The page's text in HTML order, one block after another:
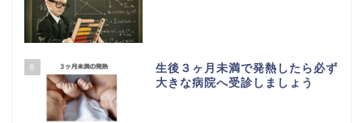
8
生後３ヶ月未満で発熱したら必ず
大きな病院へ受診しましょう